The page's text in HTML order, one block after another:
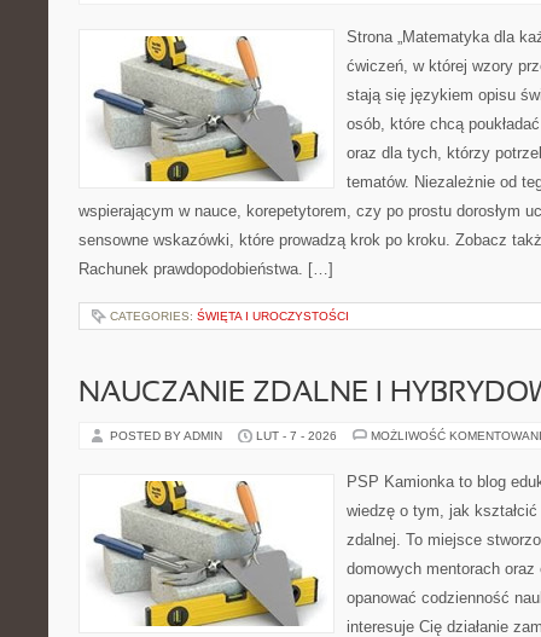
Strona „Matematyka dla
ćwiczeń, w której wzory
stają się językiem opisu
osób, które chcą
oraz dla tych, którzy
tematów. Niezależnie od
wspierającym w nauce, korepetytorem, czy po prostu dorosłym
sensowne wskazówki, które prowadzą krok po kroku. Zobacz
Rachunek prawdopodobieństwa. […]
CATEGORIES: ŚWIĘTA I UROCZYSTOŚCI
NAUCZANIE ZDALNE I
POSTED BY ADMIN LUT - 7 - 2026 MOŻLIWOŚĆ
PSP Kamionka to blog
wiedzę o tym, jak
zdalnej. To miejsce
domowych mentorach
opanować codzienność
interesuje Cię działanie